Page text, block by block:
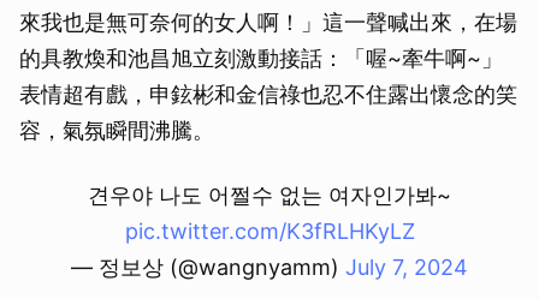
來我也是無可奈何的女人啊！」這一聲喊出來，在場
的具教煥和池昌旭立刻激動接話：「喔~牽牛啊~」
表情超有戲，申鉉彬和金信祿也忍不住露出懷念的笑
容，氣氛瞬間沸騰。
견우야 나도 어쩔수 없는 여자인가봐~
pic.twitter.com/K3fRLHKyLZ
— 정보상 (@wangnyamm) July 7, 2024